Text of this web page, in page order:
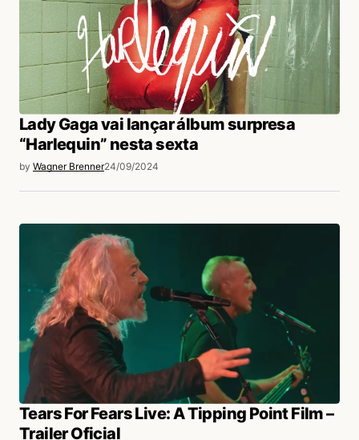
Lady Gaga vai lançar álbum surpresa
“Harlequin” nesta sexta
by Wagner Brenner24/09/2024
Tears For Fears Live: A Tipping Point Film –
Trailer Oficial